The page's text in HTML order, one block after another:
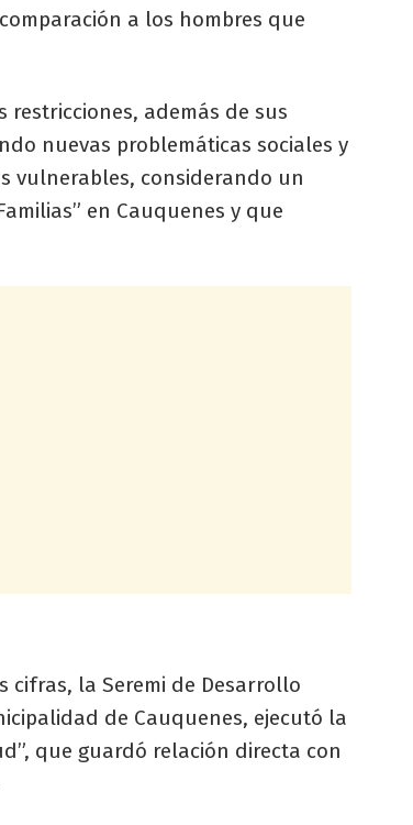
a los hombres que
restricciones, además de sus
nuevas problemáticas sociales y
vulnerables, considerando un
en Cauquenes y que
la Seremi de Desarrollo
de Cauquenes, ejecutó la
que guardó relación directa con